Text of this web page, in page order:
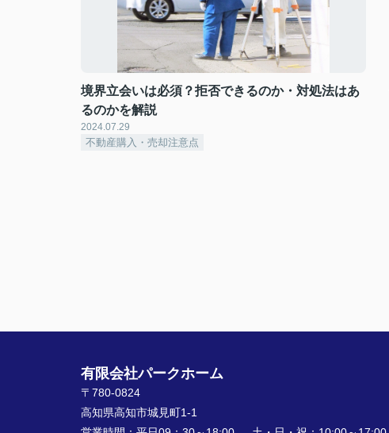
境界立会いは必須？拒否できるのか・対処法はあ
るのかを解説
2024.07.29
不動産購入・売却注意点
有限会社パークホーム
〒780-0824
高知県高知市城見町1-1